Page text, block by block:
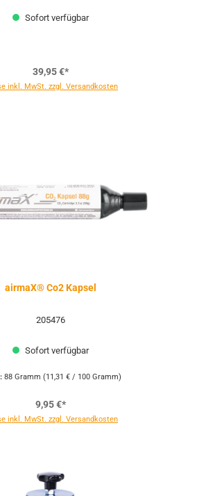
Sofort verfügbar
39,95 €*
inkl. MwSt. zzgl. Versandkosten
airmaX® Co2 Kapsel
205476
Sofort verfügbar
88 Gramm (11,31 € / 100 Gramm)
9,95 €*
inkl. MwSt. zzgl. Versandkosten